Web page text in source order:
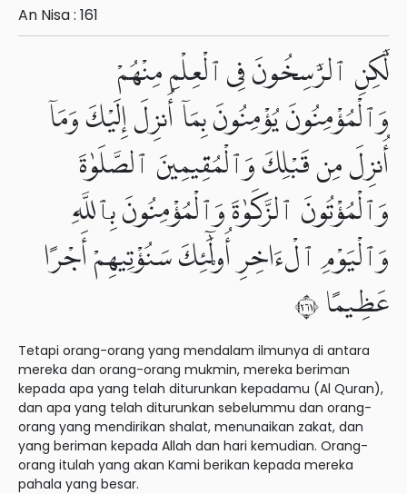
An Nisa : 161
لَّٰكِنِ ٱلرَّٰسِخُونَ فِى ٱلْعِلْمِ مِنْهُمْ
وَٱلْمُؤْمِنُونَ يُؤْمِنُونَ بِمَآ أُنزِلَ إِلَيْكَ وَمَآ
أُنزِلَ مِن قَبْلِكَ وَٱلْمُقِيمِينَ ٱلصَّلَوٰةَ
وَٱلْمُؤْتُونَ ٱلزَّكَوٰةَ وَٱلْمُؤْمِنُونَ بِٱللَّهِ
وَٱلْيَوْمِ ٱلْءَاخِرِ أُو۟لَٰٓئِكَ سَنُؤْتِيهِمْ أَجْرًا
عَظِيمًا ١٦٢
Tetapi orang-orang yang mendalam ilmunya di antara
mereka dan orang-orang mukmin, mereka beriman
kepada apa yang telah diturunkan kepadamu (Al Quran),
dan apa yang telah diturunkan sebelummu dan orang-
orang yang mendirikan shalat, menunaikan zakat, dan
yang beriman kepada Allah dan hari kemudian. Orang-
orang itulah yang akan Kami berikan kepada mereka
pahala yang besar.